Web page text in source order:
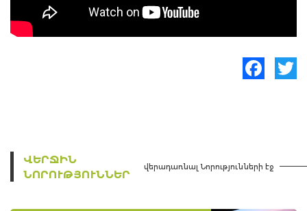
ՎԵՐՋԻՆ
ՆՈՐՈՒԹՅՈՒՆՆԵՐ
վերադառնալ Նորությունների էջ